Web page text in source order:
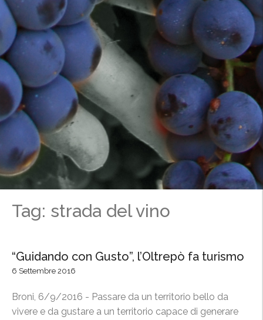
Tag: strada del vino
“Guidando con Gusto”, l’Oltrepò fa turismo
6 Settembre 2016
Broni, 6/9/2016 - Passare da un territorio bello da
vivere e da gustare a un territorio capace di generare